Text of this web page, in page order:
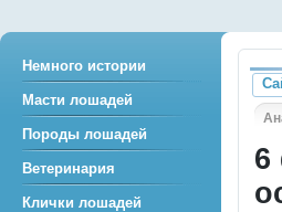
6
Немного истории
Масти лошадей
Породы лошадей
Ветеринария
Клички лошадей